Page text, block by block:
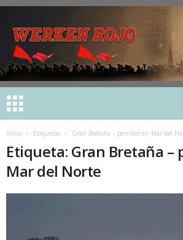
Inicio Etiquetas Gran Bretaña – petroleo en Mar del
Etiqueta: Gran Bretaña –
Mar del Norte